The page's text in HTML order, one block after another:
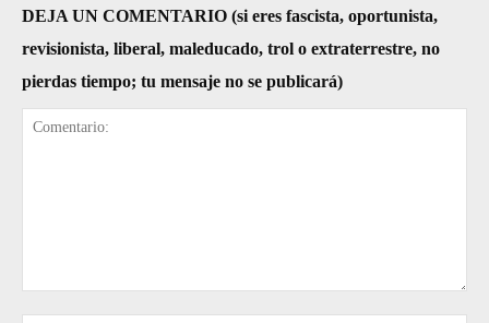
DEJA UN COMENTARIO (si eres fascista, oportunista,
revisionista, liberal, maleducado, trol o extraterrestre, no
pierdas tiempo; tu mensaje no se publicará)